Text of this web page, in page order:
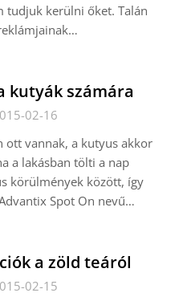
tudjuk kerülni őket. Talán
kutyák számára
02-16
ott vannak, a kutyus akkor
a lakásban tölti a nap
körülmények között, így
Spot On nevű…
a zöld teáról
02-15